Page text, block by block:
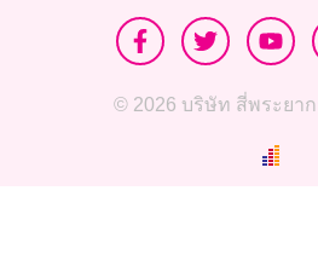
© 2026 บริษัท สี่พระยา